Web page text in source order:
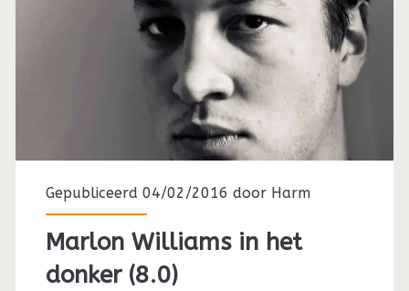
Gepubliceerd 04/02/2016 door Harm
Marlon Williams in het
donker (8.0)